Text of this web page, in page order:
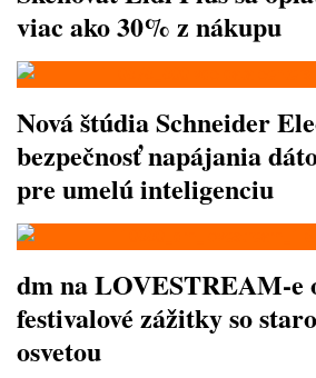
viac ako 30% z nákupu
Nová štúdia Schneider
bezpečnosť napájania
pre umelú inteligenciu
dm na LOVESTREAM-e
festivalové zážitky so
osvetou